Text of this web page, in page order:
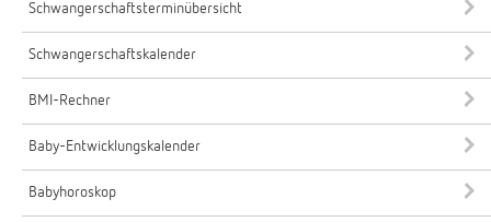
Schwangerschaftsterminübersicht
Schwangerschaftskalender
BMI-Rechner
Baby-Entwicklungskalender
Babyhoroskop